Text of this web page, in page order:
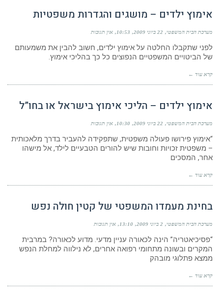
אימוץ ילדים – מושגים והגדרות משפטיות
מערכת הבית המשפטי 22 ביוני 2009 10:53 אין תגובות
לפני שתקבלו החלטה על אימוץ ילדים, חשוב להבין את משמעותם
של הביטויים המשפטיים הנפוצים כל כך בהליכי אימוץ.
קרא עוד ←
אימוץ ילדים – הליכי אימוץ בישראל או בחו”ל
מערכת הבית המשפטי 22 ביוני 2009 10:30 אין תגובות
“אימוץ פירושו פעולה משפטית, שתפקידה להעביר בדרך מלאכותית
– משפטית זכויות וחובות שיש להורים הטבעיים לילד, אל מישהו
אחר, המסכים
קרא עוד ←
בחינת מעמדו המשפטי של קטין חולה נפש
מערכת הבית המשפטי 2 ביוני 2009 13:10 אין תגובות
“פסיכיאטריה” הינה לכאורה עניין מדעי. מדוע לכאורה? במרבית
המקרים ובשונה מתחומי רפואה אחרים, לא נילווה למחלת הנפש
ממצא פתלוגי מובהק
קרא עוד ←